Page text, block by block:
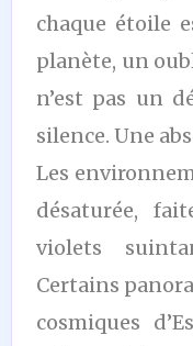
chaque étoile
planète, un
n’est pas un
silence. Une
Les
désaturée,
violets
Certains
cosmiques